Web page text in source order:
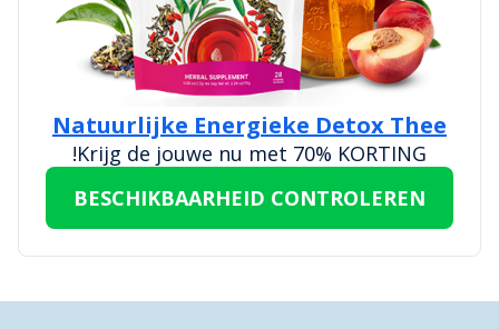
Natuurlijke Energieke Detox Thee
Krijg de jouwe nu met 70% KORTING!
BESCHIKBAARHEID CONTROLEREN